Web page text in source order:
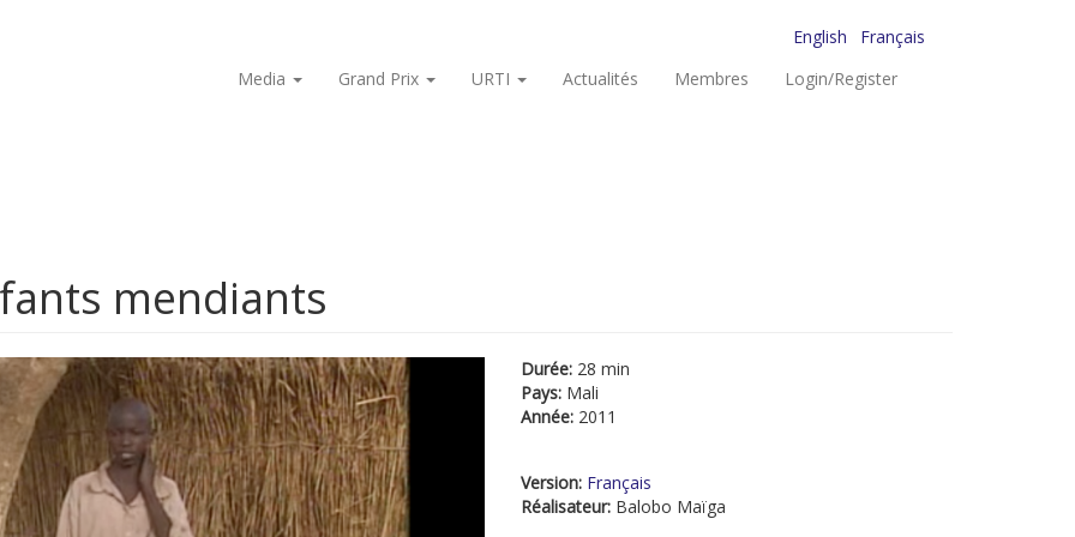
English
Français
Media
Grand Prix URTI Actualités Membres Login/Register
mendiants
Durée: 28 min
Pays: Mali
Année: 2011
Version: Français
Réalisateur: Balobo Maïga